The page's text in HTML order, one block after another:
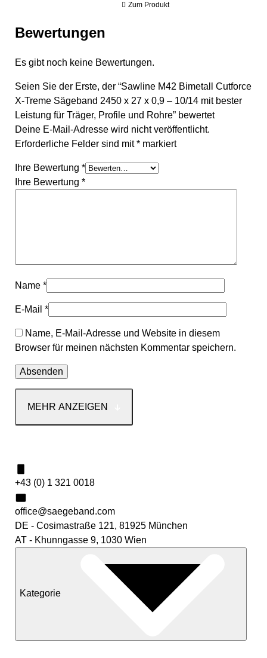
Zum Produkt
Bewertungen
Es gibt noch keine Bewertungen.
Seien Sie der Erste, der “Sawline M42 Bimetall Cutforce
X-Treme Sägeband 2450 x 27 x 0,9 – 10/14 mit bester
Leistung für Träger, Profile und Rohre” bewertet
Deine E-Mail-Adresse wird nicht veröffentlicht.
Erforderliche Felder sind mit* markiert
Ihre Bewertung *
Ihre Bewertung *
Name *
E-Mail *
Name, E-Mail-Adresse und Website in diesem
Browser für meinen nächsten Kommentar speichern.
MEHR ANZEIGEN
+43 (0) 1 321 0018
office@saegeband.com
DE - Cosimastraße 121, 81925 München
AT - Khunngasse 9, 1030 Wien
Kategorie